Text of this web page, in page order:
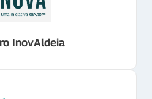
InovAldeia